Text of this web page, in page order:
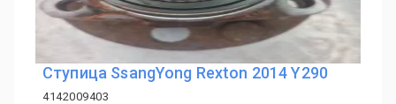
Ступица SsangYong Rexton 2014 Y290
4142009403